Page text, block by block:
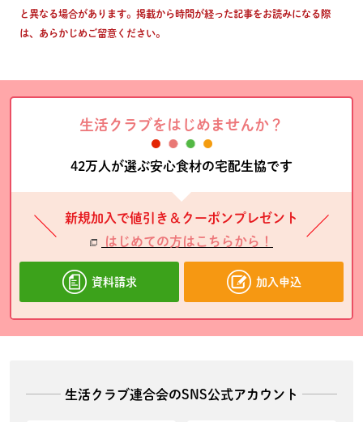
と異なる場合があります。掲載から時間が経った記事をお読みになる際
は、あらかじめご留意ください。
生活クラブをはじめませんか？
42万人が選ぶ安心食材の宅配生協です
新規加入で値引き＆クーポンプレゼント
はじめての方はこちらから！
資料請求 加入申込
生活クラブ連合会のSNS公式アカウント